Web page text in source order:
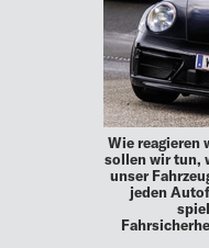
Wie reagieren
sollen wir tun,
unser
jeden